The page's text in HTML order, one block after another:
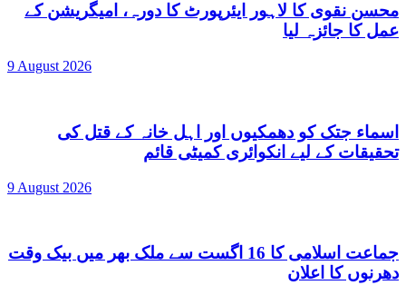
محسن نقوی کا لاہور ایئرپورٹ کا دورہ، امیگریشن کے
عمل کا جائزہ لیا
9 August 2026
اسماء جتک کو دھمکیوں اور اہل خانہ کے قتل کی
تحقیقات کے لیے انکوائری کمیٹی قائم
9 August 2026
جماعت اسلامی کا 16 اگست سے ملک بھر میں بیک وقت
دھرنوں کا اعلان